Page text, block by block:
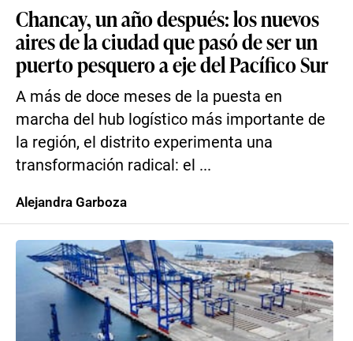
Chancay, un año después: los nuevos
aires de la ciudad que pasó de ser un
puerto pesquero a eje del Pacífico Sur
A más de doce meses de la puesta en
marcha del hub logístico más importante de
la región, el distrito experimenta una
transformación radical: el ...
Alejandra Garboza